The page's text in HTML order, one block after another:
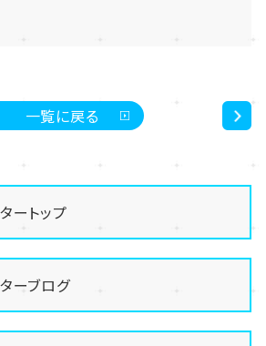
一覧に戻る
ートップ
ーブログ